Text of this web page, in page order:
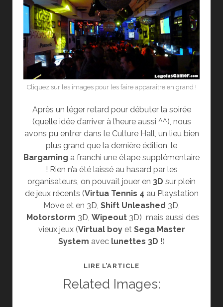
Cliquez sur les images pour les faire apparaître en grand !
Après un léger retard pour débuter la soirée
(quelle idée d’arriver à l’heure aussi ^^), nous
avons pu entrer dans le Culture Hall, un lieu bien
plus grand que la dernière édition, le
Bargaming a franchi une étape supplémentaire
! Rien n’a été laissé au hasard par les
organisateurs, on pouvait jouer en 3D sur plein
de jeux récents (Virtua Tennis 4 au Playstation
Move et en 3D, Shift Unleashed 3D,
Motorstorm 3D, Wipeout3D) mais aussi des
vieux jeux (Virtual boyet Sega Master
System avec lunettes 3D !)
LIRE L’ARTICLESOIRÉE
9
Related Images: